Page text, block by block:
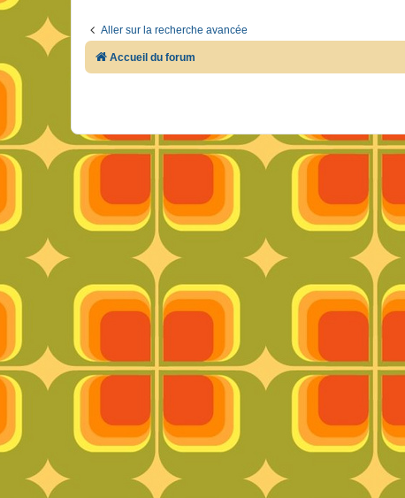
Aller sur la recherche avancée
Accueil du forum